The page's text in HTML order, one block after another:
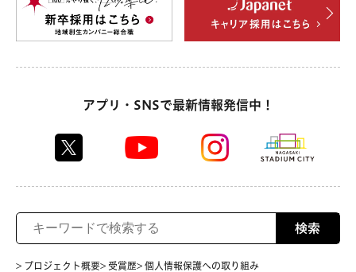
アプリ・SNSで最新情報発信中！
検索
> プロジェクト概要> 受賞歴> 個人情報保護への取り組み